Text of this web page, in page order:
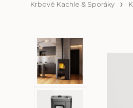
Krbové Kachle & Sporáky